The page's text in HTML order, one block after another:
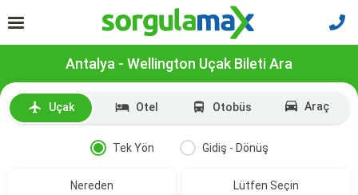
Antalya - Wellington Uçak Bileti Ara
Uçak Otel Otobüs Araç
Tek Yön Gidiş - Dönüş
Nereden Lütfen Seçin